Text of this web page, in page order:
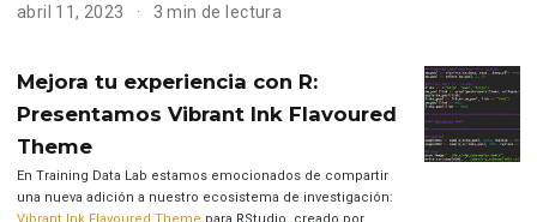
abril 11, 2023
3 min de lectura
Mejora tu experiencia con R:
Presentamos Vibrant Ink Flavoured
Theme
En Training Data Lab estamos emocionados de compartir
una nueva adición a nuestro ecosistema de investigación:
Vibrant Ink Flavoured Theme para RStudio, creado por